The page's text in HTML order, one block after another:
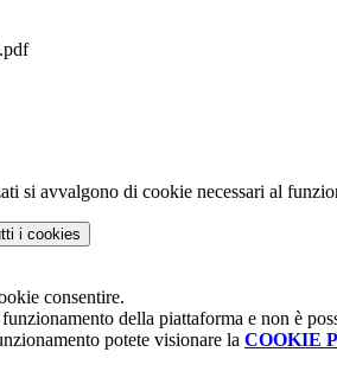
si avvalgono di cookie necessari al
i cookies
consentire.
della piattaforma e non è
potete visionare la COOKIE